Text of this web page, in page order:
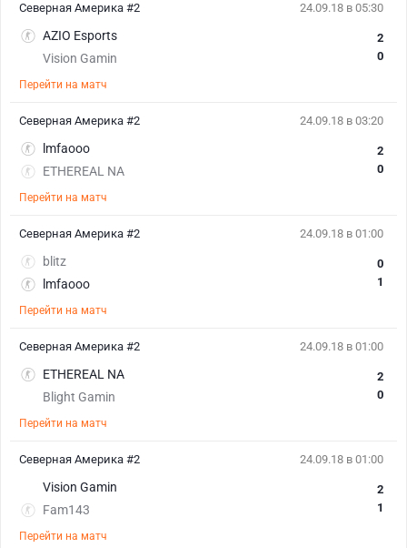
24.09.18 в 05:30
AZIO Esports
Vision Gamin
2
0
Перейти на матч
Северная Америка #2
24.09.18 в 03:20
lmfaooo
ETHEREAL NA
2
0
Перейти на матч
Северная Америка #2
24.09.18 в 01:00
blitz
lmfaooo
0
1
Перейти на матч
Северная Америка #2
24.09.18 в 01:00
ETHEREAL NA
Blight Gamin
2
0
Перейти на матч
Северная Америка #2
24.09.18 в 01:00
Vision Gamin
Fam143
2
1
Перейти на матч
Северная Америка #2